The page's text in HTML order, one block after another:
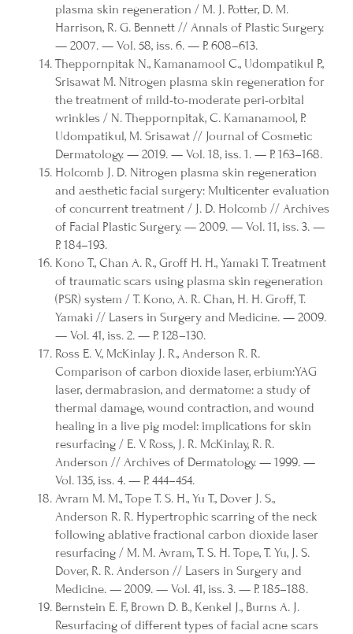
plasma skin regeneration / M. J. Potter, D. M.
Harrison, R. G. Bennett // Annals of Plastic Surgery.
— 2007. — Vol. 58, iss. 6. — P. 608–613.
Theppornpitak N., Kamanamool C., Udompatikul P.,
Srisawat M. Nitrogen plasma skin regeneration for
the treatment of mild-to-moderate peri-orbital
wrinkles / N. Theppornpitak, C. Kamanamool, P.
Udompatikul, M. Srisawat // Journal of Cosmetic
Dermatology. — 2019. — Vol. 18, iss. 1. — P. 163–168.
Holcomb J. D. Nitrogen plasma skin regeneration
and aesthetic facial surgery: Multicenter evaluation
of concurrent treatment / J. D. Holcomb // Archives
of Facial Plastic Surgery. — 2009. — Vol. 11, iss. 3. —
P. 184–193.
Kono T., Chan A. R., Groff H. H., Yamaki T. Treatment
of traumatic scars using plasma skin regeneration
(PSR) system / T. Kono, A. R. Chan, H. H. Groff, T.
Yamaki // Lasers in Surgery and Medicine. — 2009.
— Vol. 41, iss. 2. — P. 128–130.
Ross E. V., McKinlay J. R., Anderson R. R.
Comparison of carbon dioxide laser, erbium:YAG
laser, dermabrasion, and dermatome: a study of
thermal damage, wound contraction, and wound
healing in a live pig model: implications for skin
resurfacing / E. V. Ross, J. R. McKinlay, R. R.
Anderson // Archives of Dermatology. — 1999. —
Vol. 135, iss. 4. — P. 444–454.
Avram M. M., Tope T. S. H., Yu T., Dover J. S.,
Anderson R. R. Hypertrophic scarring of the neck
following ablative fractional carbon dioxide laser
resurfacing / M. M. Avram, T. S. H. Tope, T. Yu, J. S.
Dover, R. R. Anderson // Lasers in Surgery and
Medicine. — 2009. — Vol. 41, iss. 3. — P. 185–188.
Bernstein E. F., Brown D. B., Kenkel J., Burns A. J.
Resurfacing of different types of facial acne scars